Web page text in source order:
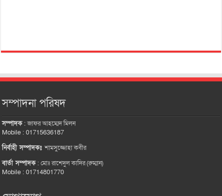
সম্পাদনা পরিষদ
সম্পাদক:জাফর আহম্মেদ মিলন
Mobile : 01715636187
নির্বাহী সম্পাদকঃশামসুজ্জোহা কবীর
বার্তা সম্পাদক:মোঃ রাশেদুল কাদির (রুম্মান)
Mobile : 01714801770